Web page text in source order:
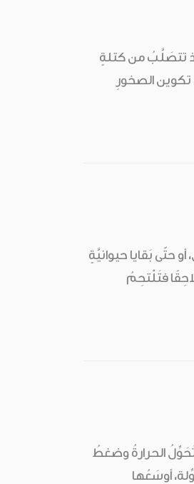
تتصَلَّبُ من كتلةٍ
تكوين الصخورِ
حتّى بَقايا حيوانيَّةٍ
فتَلْتحِمُ
الحرارةُ وضغطُ
أوسَعُها